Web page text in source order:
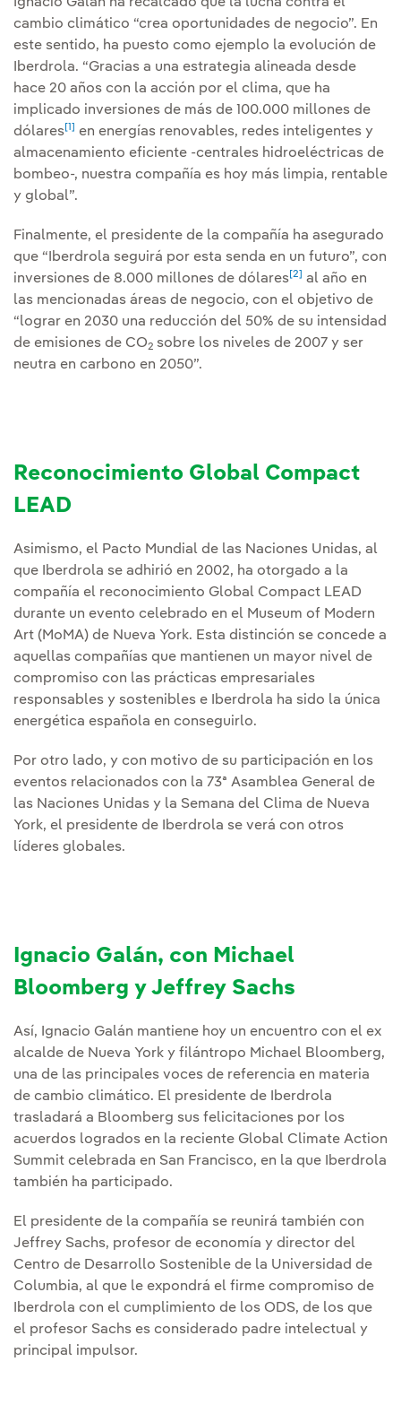
cambio climático “crea oportunidades de negocio”. En
este sentido, ha puesto como ejemplo la evolución de
Iberdrola. “Gracias a una estrategia alineada desde
hace 20 años con la acción por el clima, que ha
implicado inversiones de más de 100.000 millones de
dólares[1] en energías renovables, redes inteligentes y
almacenamiento eficiente -centrales hidroeléctricas de
bombeo-, nuestra compañía es hoy más limpia, rentable
y global”.
Finalmente, el presidente de la compañía ha asegurado
que “Iberdrola seguirá por esta senda en un futuro”, con
inversiones de 8.000 millones de dólares[2] al año en
las mencionadas áreas de negocio, con el objetivo de
“lograr en 2030 una reducción del 50% de su intensidad
de emisiones de CO2 sobre los niveles de 2007 y ser
neutra en carbono en 2050”.
Reconocimiento Global Compact
LEAD
Asimismo, el Pacto Mundial de las Naciones Unidas, al
que Iberdrola se adhirió en 2002, ha otorgado a la
compañía el reconocimiento Global Compact LEAD
durante un evento celebrado en el Museum of Modern
Art (MoMA) de Nueva York. Esta distinción se concede a
aquellas compañías que mantienen un mayor nivel de
compromiso con las prácticas empresariales
responsables y sostenibles e Iberdrola ha sido la única
energética española en conseguirlo.
Por otro lado, y con motivo de su participación en los
eventos relacionados con la 73ª Asamblea General de
las Naciones Unidas y la Semana del Clima de Nueva
York, el presidente de Iberdrola se verá con otros
líderes globales.
Ignacio Galán, con Michael
Bloomberg y Jeffrey Sachs
Así, Ignacio Galán mantiene hoy un encuentro con el ex
alcalde de Nueva York y filántropo Michael Bloomberg,
una de las principales voces de referencia en materia
de cambio climático. El presidente de Iberdrola
trasladará a Bloomberg sus felicitaciones por los
acuerdos logrados en la reciente Global Climate Action
Summit celebrada en San Francisco, en la que Iberdrola
también ha participado.
El presidente de la compañía se reunirá también con
Jeffrey Sachs, profesor de economía y director del
Centro de Desarrollo Sostenible de la Universidad de
Columbia, al que le expondrá el firme compromiso de
Iberdrola con el cumplimiento de los ODS, de los que
el profesor Sachs es considerado padre intelectual y
principal impulsor.